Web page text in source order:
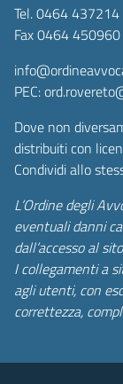
Tel. 0464 437214
Fax 0464 450960
PEC:
Dove non
distribuiti con
Condividi allo
L’Ordine degli
eventuali danni
dall’accesso al
I collegamenti a
agli utenti, con
correttezza,